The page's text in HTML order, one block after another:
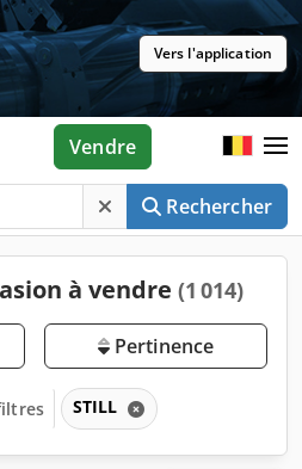
Vers l'application
Rechercher
Vendre
à vendre (1 014)
Pertinence
STILL